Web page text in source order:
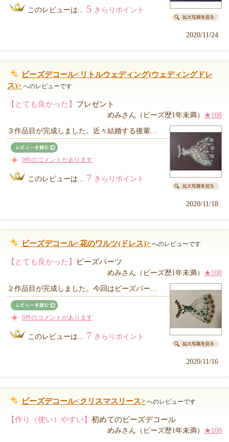
このレビューは... 5 きらりポイント
2020/11/24
ビーズデコール<リトルウェディング(ウェディングドレ
ス)> へのレビューです
【とても良かった】 プレゼント
めみさん（ビーズ歴1年未満） ★108
３作品目が完成しました。近々結婚する後輩…
0件のコメントがあります
このレビューは... 7 きらりポイント
2020/11/18
ビーズデコール<花のワルツ(ドレス)> へのレビューです
【とても良かった】 ビーズパーツ
めみさん（ビーズ歴1年未満） ★108
２作品目が完成しました。今回はビーズパー…
0件のコメントがあります
このレビューは... 7 きらりポイント
2020/11/16
ビーズデコール<クリスマスリース> へのレビューです
【作り（使い）やすい】 初めてのビーズデコール
めみさん（ビーズ歴1年未満） ★108